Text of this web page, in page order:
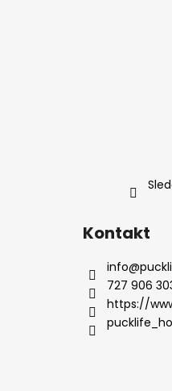
Kontakt
info@
727 906
https://